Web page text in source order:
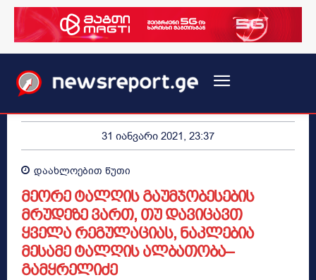
31 იანვარი 2021, 23:37
დაახლოებით წუთი
მეორე ტალღის გაუმჯობესების
მრუდეზე ვართ, თუ დავიცავთ
ყველა რეგულაციას, ნაკლებია
მესამე ტალღის ალბათობა–
გამყრელიძე